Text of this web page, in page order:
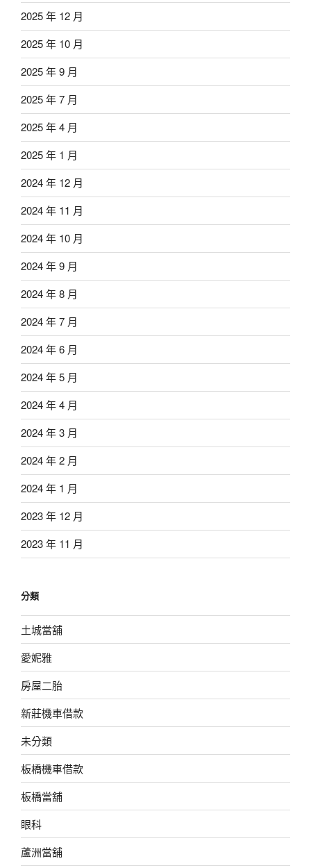
2025 年 12 月
2025 年 10 月
2025 年 9 月
2025 年 7 月
2025 年 4 月
2025 年 1 月
2024 年 12 月
2024 年 11 月
2024 年 10 月
2024 年 9 月
2024 年 8 月
2024 年 7 月
2024 年 6 月
2024 年 5 月
2024 年 4 月
2024 年 3 月
2024 年 2 月
2024 年 1 月
2023 年 12 月
2023 年 11 月
分類
土城當舖
愛妮雅
房屋二胎
新莊機車借款
未分類
板橋機車借款
板橋當舖
眼科
蘆洲當舖